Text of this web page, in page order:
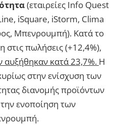
(εταιρείες Info Quest
iSquare, iStorm, Clima
Μπενρουμπή). Κατά το
πωλήσεις (+12,4%),
κατά 23,7%. Η
στην ενίσχυση των
διανομής προϊόντων
ενοποίηση των